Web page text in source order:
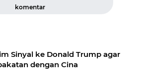
komentar
Sinyal ke Donald Trump agar
dengan Cina